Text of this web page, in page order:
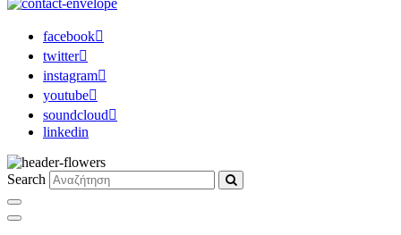
facebook
twitter
instagram
youtube
soundcloud
linkedin
Search